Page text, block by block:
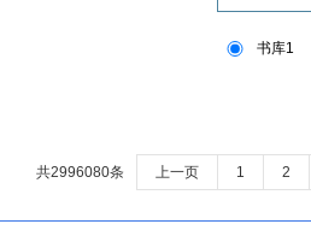
书库1
共2996080条 上一页 1 2